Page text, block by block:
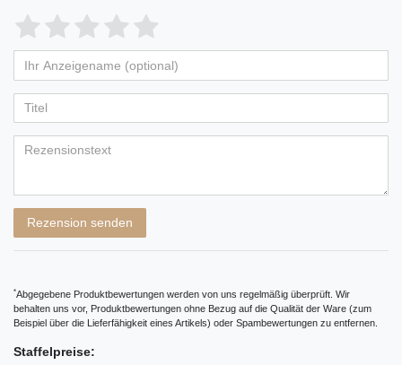
Bewertungssterne
von
5
Bewertungssternen
4
von
5
Bewertungssternen
3
von
5
Bewertungssternen
2
von
5
Bewertungssternen
1
von
5
Bewertungssternen
Anzeigename
(optional)
Rezension senden
*Abgegebene Produktbewertungen werden von uns regelmäßig überprüft. Wir
behalten uns vor, Produktbewertungen ohne Bezug auf die Qualität der Ware (zum
Beispiel über die Lieferfähigkeit eines Artikels) oder Spambewertungen zu entfernen.
Staffelpreise: